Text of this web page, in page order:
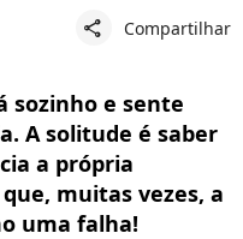
share Compartilhar
sozinho e sente
A solitude é saber
a própria
muitas vezes, a
uma falha!